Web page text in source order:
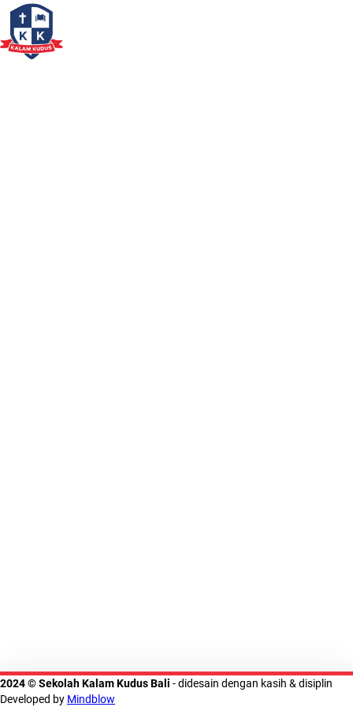
2024 © Sekolah Kalam Kudus Bali - didesain dengan kasih & disiplin
Developed by Mindblow